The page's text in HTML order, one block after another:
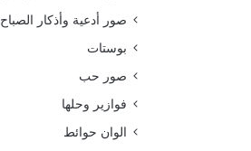
صور أدعية وأذكار الصباح
بوستات
صور حب
فوازير وحلها
الوان حوائط